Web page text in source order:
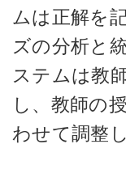
ムは正解を
ズの分析と
ステムは教
し、教師の
わせて調整